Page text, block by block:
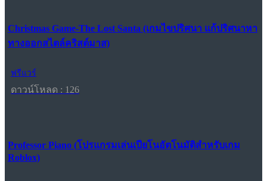
Christmas Game-The Lost Santa (เกมไขปริศนา แก้ปริศนาหา
ทางออกสไตล์คริสต์มาส)
ฟรีแวร์
ดาวน์โหลด : 126
Professor Piano (โปรแกรมเล่นเปียโนอัตโนมัติสำหรับเกม
Roblox)